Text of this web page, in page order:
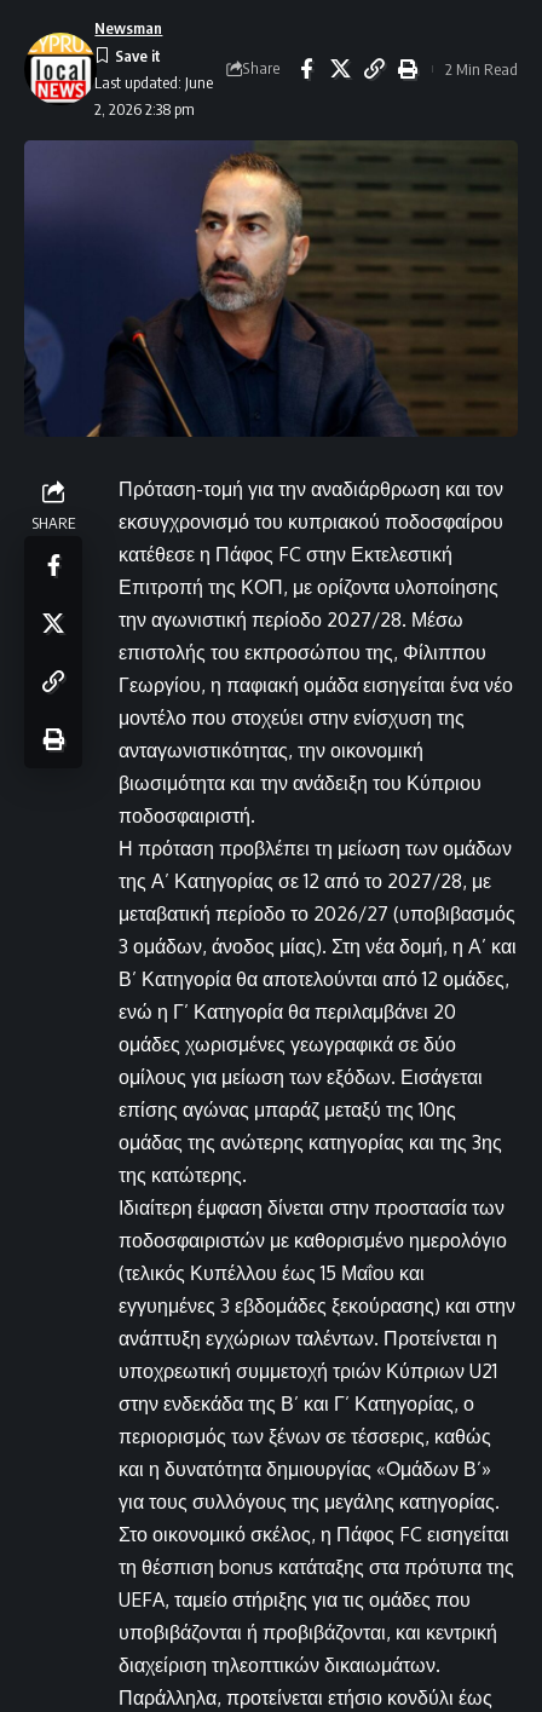
Last updated: June
2, 2026 2:38 pm
Newsman
Share 2 Min Read
SHARE
Πρόταση-τομή για την αναδιάρθρωση και τον
εκσυγχρονισμό του κυπριακού ποδοσφαίρου
κατέθεσε η Πάφος FC στην Εκτελεστική
Επιτροπή της ΚΟΠ, με ορίζοντα υλοποίησης
την αγωνιστική περίοδο 2027/28. Μέσω
επιστολής του εκπροσώπου της, Φίλιππου
Γεωργίου, η παφιακή ομάδα εισηγείται ένα νέο
μοντέλο που στοχεύει στην ενίσχυση της
ανταγωνιστικότητας, την οικονομική
βιωσιμότητα και την ανάδειξη του Κύπριου
ποδοσφαιριστή.
Η πρόταση προβλέπει τη μείωση των ομάδων
της Α’ Κατηγορίας σε 12 από το 2027/28, με
μεταβατική περίοδο το 2026/27 (υποβιβασμός
3 ομάδων, άνοδος μίας). Στη νέα δομή, η Α’ και
Β’ Κατηγορία θα αποτελούνται από 12 ομάδες,
ενώ η Γ’ Κατηγορία θα περιλαμβάνει 20
ομάδες χωρισμένες γεωγραφικά σε δύο
ομίλους για μείωση των εξόδων. Εισάγεται
επίσης αγώνας μπαράζ μεταξύ της 10ης
ομάδας της ανώτερης κατηγορίας και της 3ης
της κατώτερης.
Ιδιαίτερη έμφαση δίνεται στην προστασία των
ποδοσφαιριστών με καθορισμένο ημερολόγιο
(τελικός Κυπέλλου έως 15 Μαΐου και
εγγυημένες 3 εβδομάδες ξεκούρασης) και στην
ανάπτυξη εγχώριων ταλέντων. Προτείνεται η
υποχρεωτική συμμετοχή τριών Κύπριων U21
στην ενδεκάδα της Β’ και Γ’ Κατηγορίας, ο
περιορισμός των ξένων σε τέσσερις, καθώς
και η δυνατότητα δημιουργίας «Ομάδων Β’»
για τους συλλόγους της μεγάλης κατηγορίας.
Στο οικονομικό σκέλος, η Πάφος FC εισηγείται
τη θέσπιση bonus κατάταξης στα πρότυπα της
UEFA, ταμείο στήριξης για τις ομάδες που
υποβιβάζονται ή προβιβάζονται, και κεντρική
διαχείριση τηλεοπτικών δικαιωμάτων.
Παράλληλα, προτείνεται ετήσιο κονδύλι έως